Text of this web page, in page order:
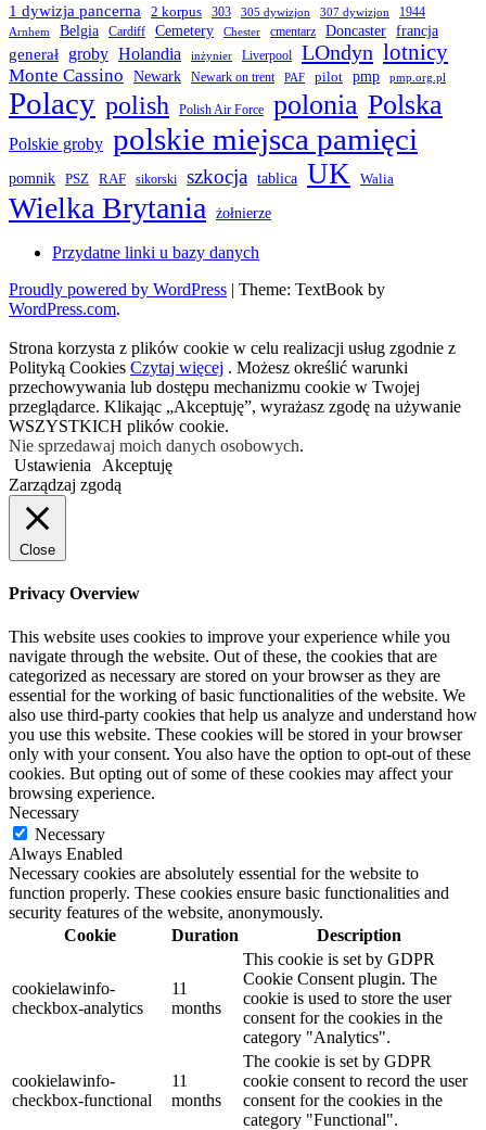
1 dywizja pancerna 2 korpus 303 305 dywizjon 307 dywizjon 1944
Arnhem Belgia Cardiff Cemetery Chester cmentarz Doncaster francja
generał
groby Holandia inżynier Liverpool LOndyn lotnicy
Monte Cassino Newark Newark on trent PAF pilot pmp pmp.org.pl
Polacy polish Polish Air Force polonia Polska
Polskie groby polskie miejsca pamięci
pomnik PSZ RAF sikorski szkocja tablica UK Walia
Wielka Brytania żołnierze
Przydatne linki u bazy danych
Proudly powered by WordPress | Theme: TextBook by
WordPress.com.
Strona korzysta z plików cookie w celu realizacji usług zgodnie z
Polityką Cookies Czytaj więcej . Możesz określić warunki
przechowywania lub dostępu mechanizmu cookie w Twojej
przeglądarce. Klikając „Akceptuję”, wyrażasz zgodę na używanie
WSZYSTKICH plików cookie.
Nie sprzedawaj moich danych osobowych.
Ustawienia
Akceptuję
Zarządzaj zgodą
Close
Privacy Overview
This website uses cookies to improve your experience while you
navigate through the website. Out of these, the cookies that are
categorized as necessary are stored on your browser as they are
essential for the working of basic functionalities of the website. We
also use third-party cookies that help us analyze and understand how
you use this website. These cookies will be stored in your browser
only with your consent. You also have the option to opt-out of these
cookies. But opting out of some of these cookies may affect your
browsing experience.
Necessary
Necessary
Always Enabled
Necessary cookies are absolutely essential for the website to
function properly. These cookies ensure basic functionalities and
security features of the website, anonymously.
Cookie
Duration Description
cookielawinfo-
checkbox-analytics
11
months
This cookie is set by GDPR
Cookie Consent plugin. The
cookie is used to store the user
consent for the cookies in the
category "Analytics".
cookielawinfo-
checkbox-functional
11
months
The cookie is set by GDPR
cookie consent to record the user
consent for the cookies in the
category "Functional".